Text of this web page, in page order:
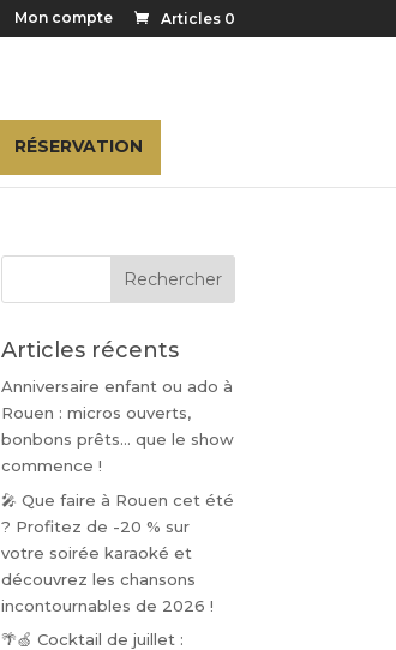
Mon compte Articles 0
RÉSERVATION
Articles récents
Anniversaire enfant ou ado à
Rouen : micros ouverts,
bonbons prêts… que le show
commence !
🎤 Que faire à Rouen cet été
? Profitez de -20 % sur
votre soirée karaoké et
découvrez les chansons
incontournables de 2026 !
🌴🍏 Cocktail de juillet :